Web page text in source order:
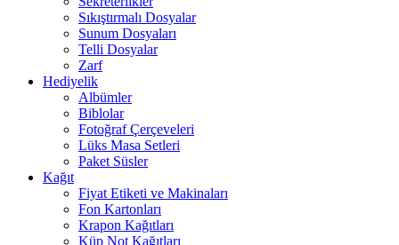
Sıkıştırmalı Dosyalar
Sunum Dosyaları
Telli Dosyalar
Zarf
Hediyelik
Albümler
Biblolar
Fotoğraf Çerçeveleri
Lüks Masa Setleri
Paket Süsler
Kağıt
Fiyat Etiketi ve Makinaları
Fon Kartonları
Krapon Kağıtları
Küp Not Kağıtları